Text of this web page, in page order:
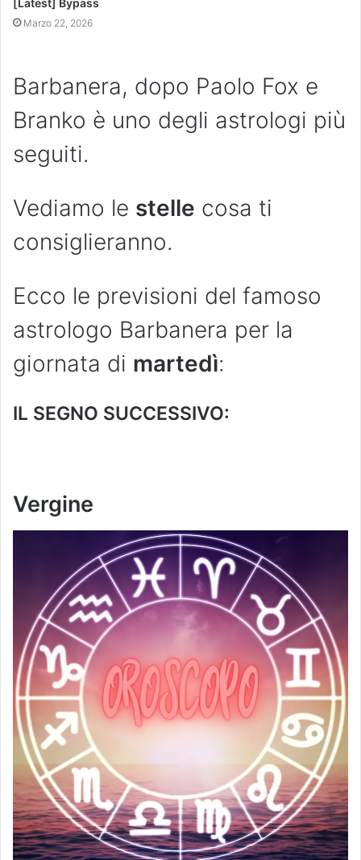
Marzo 22, 2026
Barbanera, dopo Paolo Fox e
Branko è uno degli astrologi più
seguiti.
Vediamo le stelle cosa ti
consiglieranno.
Ecco le previsioni del famoso
astrologo Barbanera per la
giornata di martedì:
IL SEGNO SUCCESSIVO:
Vergine